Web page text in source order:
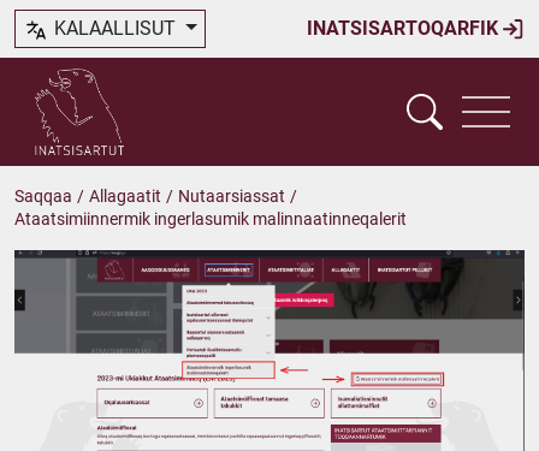
INATSISARTOQARFIK
KALAALLISUT
Saqqaa / Allagaatit / Nutaarsiassat /
Ataatsimiinnermik ingerlasumik malinnaatinneqalerit